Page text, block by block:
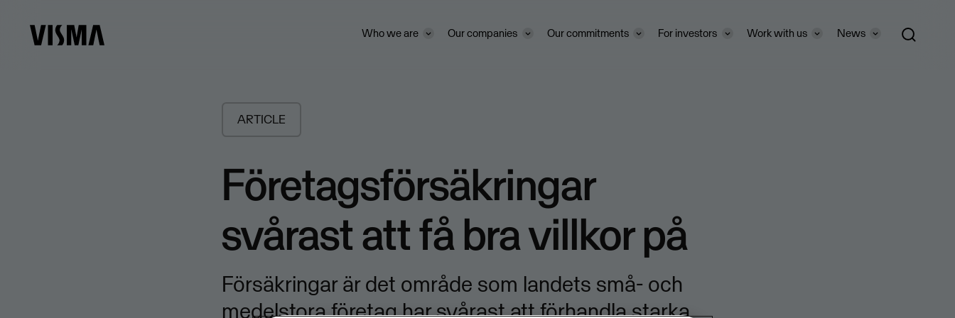
Who we are Our companies Our commitments For investors Work with us News
ARTICLE
Företagsförsäkringar
svårast att få bra villkor på
Försäkringar är det område som landets små- och
medelstora företag har svårast att förhandla starka